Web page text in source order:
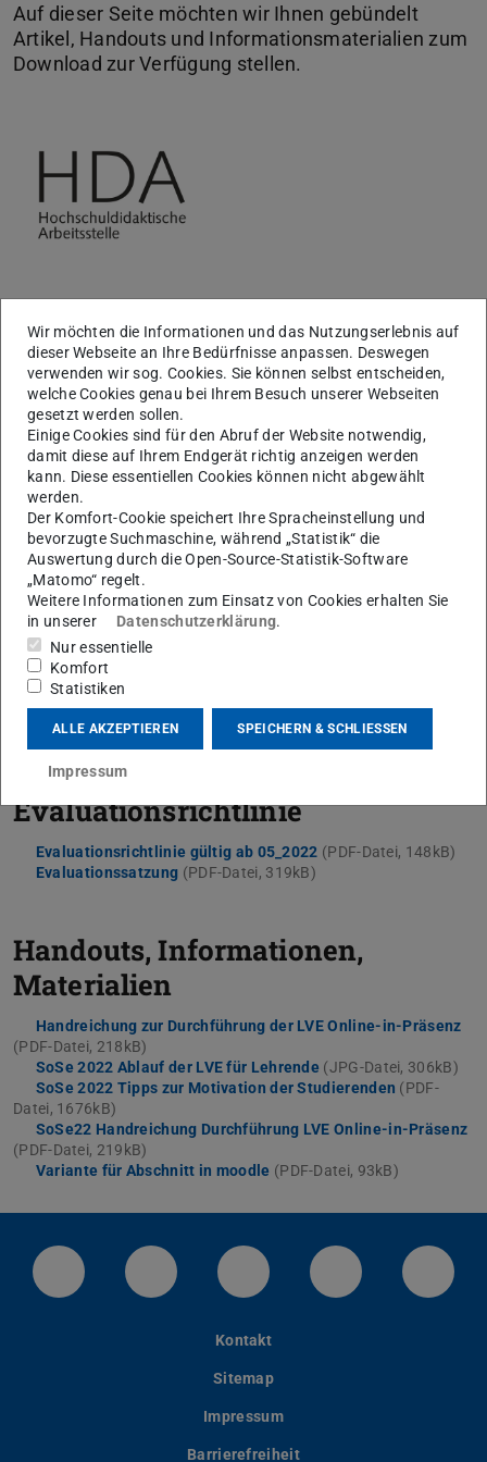
Auf dieser Seite möchten wir Ihnen gebündelt
Artikel, Handouts und Informationsmaterialien zum
Download zur Verfügung stellen.
Artikel
Umgang mit Lehrevaluationsergebnissen
(einfachlehren, in German)
Mit Studierenden über Lehrevaluationsergebnisse
sprechen (einfachlehren, in German)
Rückmeldegespräche zur Lehrevaluation führen
(Zentrum für Wissenschaftsdidaktik, Ruhr Universität
Bochum, in German)
Wie kann ich Lehrveranstaltungsergebnisse nutzen? (in
German)(PDF-Datei)
(wird in neuem Tab geöffnet)
Lehrevaluation im Dialog – Diskussion der
Umfrageergebnisse mit den Studierenden
(Hochschuldidaktik, Universität Zürich, in German)
Satzung und
Evaluationsrichtlinie
Evaluationsrichtlinie gültig ab 05_2022 (PDF-Datei, 148kB)
Evaluationssatzung (PDF-Datei, 319kB)
Handouts, Informationen,
Materialien
Handreichung zur Durchführung der LVE Online-in-Präsenz
(PDF-Datei, 218kB)
SoSe 2022 Ablauf der LVE für Lehrende (JPG-Datei, 306kB)
SoSe 2022 Tipps zur Motivation der Studierenden (PDF-
Datei, 1676kB)
SoSe22 Handreichung Durchführung LVE Online-in-Präsenz
(PDF-Datei, 219kB)
Variante für Abschnitt in moodle (PDF-Datei, 93kB)
LinkedIn-Seite der TU Darmstadt
Instagram-Kanal der TU
Bluesky-Kanal der TU
Facebook-
Kontakt
Sitemap
Impressum
Barrierefreiheit
Wir möchten die Informationen und das Nutzungserlebnis auf
dieser Webseite an Ihre Bedürfnisse anpassen. Deswegen
verwenden wir sog. Cookies. Sie können selbst entscheiden,
welche Cookies genau bei Ihrem Besuch unserer Webseiten
gesetzt werden sollen.
Einige Cookies sind für den Abruf der Website notwendig,
damit diese auf Ihrem Endgerät richtig anzeigen werden
kann. Diese essentiellen Cookies können nicht abgewählt
werden.
Der Komfort-Cookie speichert Ihre Spracheinstellung und
bevorzugte Suchmaschine, während „Statistik“ die
Auswertung durch die Open-Source-Statistik-Software
„Matomo“ regelt.
Weitere Informationen zum Einsatz von Cookies erhalten Sie
in unserer
Datenschutzerklärung.
Nur essentielle
Komfort
Statistiken
ALLE AKZEPTIEREN SPEICHERN & SCHLIESSEN
Impressum